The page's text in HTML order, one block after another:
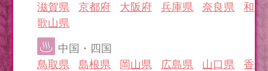
滋賀県
京都府 大阪府 兵庫県 奈良県
和
歌山県
中国・四国
鳥取県
島根県 岡山県 広島県 山口県
香